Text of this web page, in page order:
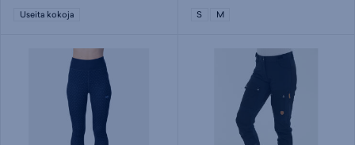
Useita kokoja S M